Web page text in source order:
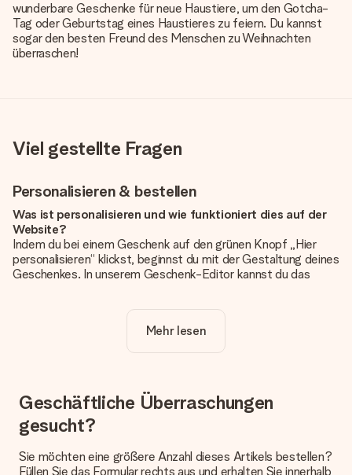
wunderbare Geschenke für neue Haustiere, um den Gotcha-
Tag oder Geburtstag eines Haustieres zu feiern. Du kannst
sogar den besten Freund des Menschen zu Weihnachten
überraschen!
Viel gestellte Fragen
Personalisieren & bestellen
Was ist personalisieren und wie funktioniert dies auf der
Website?
Indem du bei einem Geschenk auf den grünen Knopf „Hier
personalisieren“ klickst, beginnst du mit der Gestaltung deines
Geschenkes. In unserem Geschenk-Editor kannst du das
noch eines unserer angebotenen Designs, um deinem
Geschenk die perfekte Ausstrahlung zu verleihen.
Personalisierung. So ist und bleibt es übersichtlich!
Hat mein Foto die richtige Qualität?
Wir möchten sicherstellen, dass du mit deinem Geschenk
rundum zufrieden bist. Deshalb ist es wichtig, qualitativ
hochwertige Fotos zu verwenden. Wenn du dir nicht sicher
Mehr lesen
Geschäftliche Überraschungen
gesucht?
Sie möchten eine größere Anzahl dieses Artikels bestellen?
Füllen Sie das Formular rechts aus und erhalten Sie innerhalb